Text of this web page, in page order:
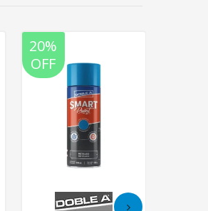
20%
OFF